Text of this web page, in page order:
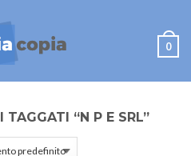
0
TAGGATI “N P E SRL”